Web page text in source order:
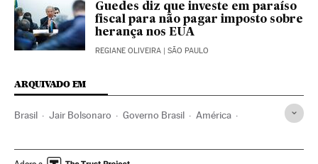
Guedes diz que investe em paraíso
fiscal para não pagar imposto sobre
herança nos EUA
REGIANE OLIVEIRA | SÃO PAULO
ARQUIVADO EM
Brasil Jair Bolsonaro Governo Brasil América
Economia Finanças Empresas